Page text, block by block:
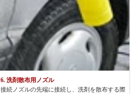
6. 洗剤散布用ノズル
接続ノズルの先端に接続し、洗剤を散布する際